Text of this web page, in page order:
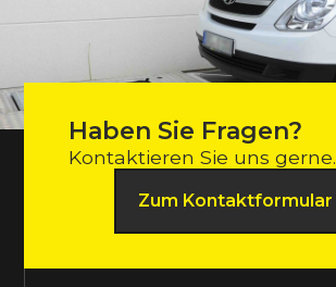
Haben Sie Fragen?
Kontaktieren Sie uns gerne.
Zum Kontaktformular